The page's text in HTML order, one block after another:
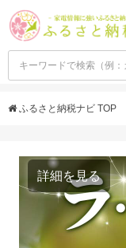
ふるさと納税ナビ TOP
詳細を見る